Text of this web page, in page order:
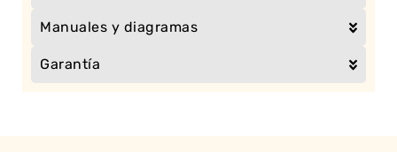
Manuales y diagramas
Garantía